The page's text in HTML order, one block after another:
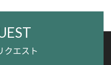
クエスト